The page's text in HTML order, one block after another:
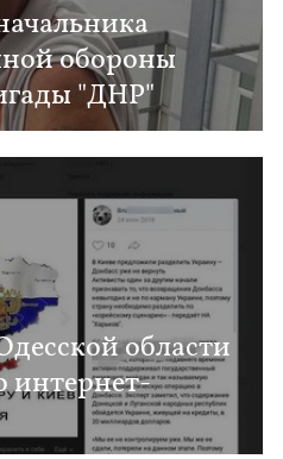
обороны
"ДНР"
области
интернет-